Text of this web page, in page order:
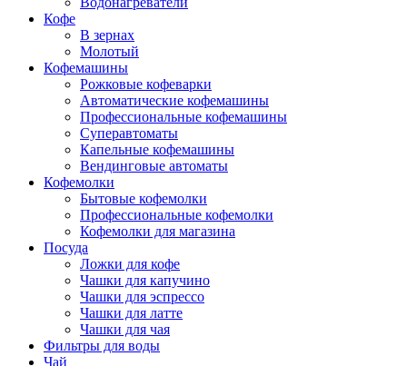
Кофе
В зернах
Молотый
Кофемашины
Рожковые кофеварки
Автоматические кофемашины
Профессиональные кофемашины
Суперавтоматы
Капельные кофемашины
Вендинговые автоматы
Кофемолки
Бытовые кофемолки
Профессиональные кофемолки
Кофемолки для магазина
Посуда
Ложки для кофе
Чашки для капучино
Чашки для эспрессо
Чашки для латте
Чашки для чая
Фильтры для воды
Чай